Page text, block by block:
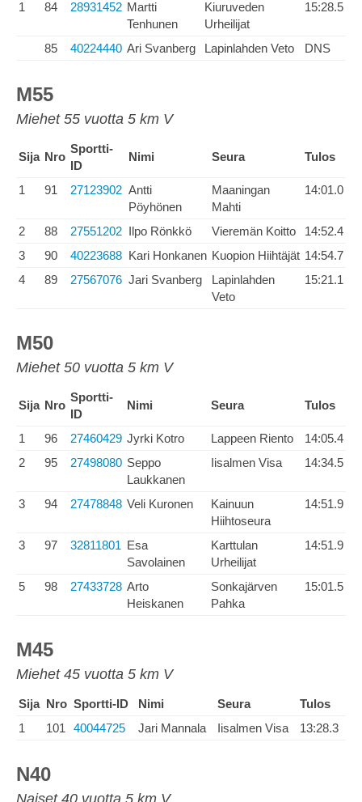
1 84 28931452 Martti
Tenhunen
Kiuruveden
Urheilijat
15:28.5
85 40224440 Ari Svanberg Lapinlahden Veto DNS
M55
Miehet 55 vuotta 5 km V
Sija Nro
Sportti-
ID
Nimi Seura Tulos
1 91 27123902 Antti
Pöyhönen
Maaningan
Mahti
14:01.0
2 88 27551202 Ilpo Rönkkö Vieremän Koitto
14:52.4
3
90 40223688 Kari Honkanen Kuopion Hiihtäjät 14:54.7
4
89 27567076 Jari Svanberg
Lapinlahden
Veto
15:21.1
M50
Miehet 50 vuotta 5 km V
Sija Nro
Sportti-
ID
Nimi Seura Tulos
1 96 27460429 Jyrki Kotro Lappeen Riento
14:05.4
2
95 27498080 Seppo
Laukkanen
Iisalmen Visa 14:34.5
3 94 27478848 Veli Kuronen
Kainuun
Hiihtoseura
14:51.9
3 97 32811801 Esa
Savolainen
Karttulan
Urheilijat
14:51.9
5 98 27433728 Arto
Heiskanen
Sonkajärven
Pahka
15:01.5
M45
Miehet 45 vuotta 5 km V
Sija Nro Sportti-ID Nimi Seura
Tulos
1
101 40044725 Jari Mannala Iisalmen Visa 13:28.3
N40
Naiset 40 vuotta 5 km V